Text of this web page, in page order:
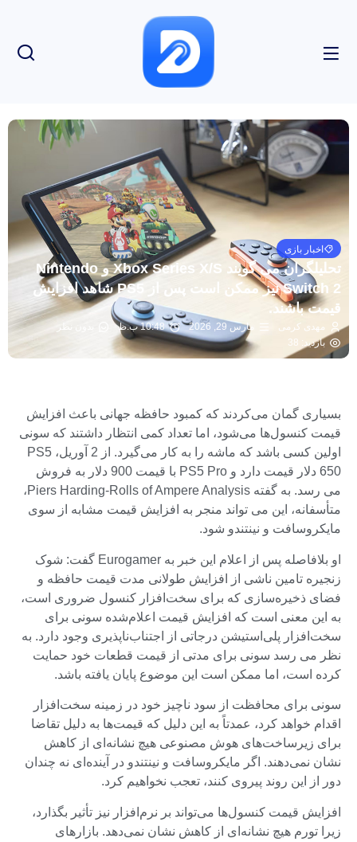
اخبار بازی
تحلیلگران می گویند Xbox Series X/S و Nintendo
Switch 2 نیز ممکن است پس از PS5 شاهد افزایش
قیمت باشند.
مهدی کرمی مارس 29, 2026 10:48 ب.ظ
بدون نظر
بازدید: 38
بسیاری گمان می‌کردند که کمبود حافظه جهانی باعث افزایش
قیمت کنسول‌ها می‌شود، اما تعداد کمی انتظار داشتند که سونی
اولین کسی باشد که ماشه را به کار می‌گیرد. از 2 آوریل، PS5
650 دلار قیمت دارد و PS5 Pro با قیمت 900 دلار به فروش
می رسد. به گفته Piers Harding-Rolls of Ampere Analysis،
متأسفانه، این می تواند منجر به افزایش قیمت مشابه از سوی
مایکروسافت و نینتندو شود.
او بلافاصله پس از اعلام این خبر به Eurogamer گفت: شوک
زنجیره تامین ناشی از افزایش طولانی مدت قیمت حافظه و
فضای ذخیره‌سازی که برای سخت‌افزار کنسول ضروری است،
به این معنی است که افزایش قیمت اعلام‌شده سونی برای
سخت‌افزار پلی‌استیشن درجاتی از اجتناب‌ناپذیری وجود دارد. به
نظر می رسد سونی برای مدتی از قیمت قطعات خود حمایت
کرده است، اما ممکن است این موضوع پایان یافته باشد.
سونی برای محافظت از سود ناچیز خود در زمینه سخت‌افزار
اقدام خواهد کرد، عمدتاً به این دلیل که قیمت‌ها به دلیل تقاضا
برای زیرساخت‌های هوش مصنوعی هیچ نشانه‌ای از کاهش
نشان نمی‌دهند. اگر مایکروسافت و نینتندو در آینده‌ای نه چندان
دور از این روند پیروی کنند، تعجب نخواهیم کرد.
افزایش قیمت کنسول‌ها می‌تواند بر نرم‌افزار نیز تأثیر بگذارد،
زیرا تورم هیچ نشانه‌ای از کاهش نشان نمی‌دهد. بازارهای